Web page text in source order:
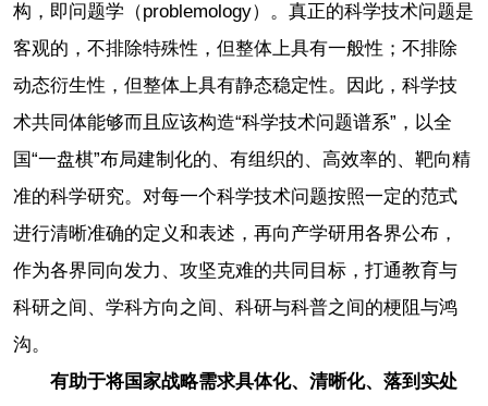
构，即问题学（problemology）。真正的科学技术问题是
客观的，不排除特殊性，但整体上具有一般性；不排除
动态衍生性，但整体上具有静态稳定性。因此，科学技
术共同体能够而且应该构造“科学技术问题谱系”，以全
国“一盘棋”布局建制化的、有组织的、高效率的、靶向精
准的科学研究。对每一个科学技术问题按照一定的范式
进行清晰准确的定义和表述，再向产学研用各界公布，
作为各界同向发力、攻坚克难的共同目标，打通教育与
科研之间、学科方向之间、科研与科普之间的梗阻与鸿
沟。
有助于将国家战略需求具体化、清晰化、落到实处